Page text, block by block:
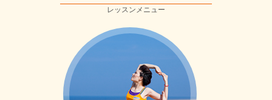
レッスンメニュー